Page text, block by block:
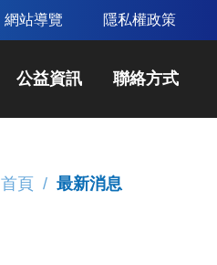
網站導覽 隱私權政策
公益資訊 聯絡方式
首頁 最新消息